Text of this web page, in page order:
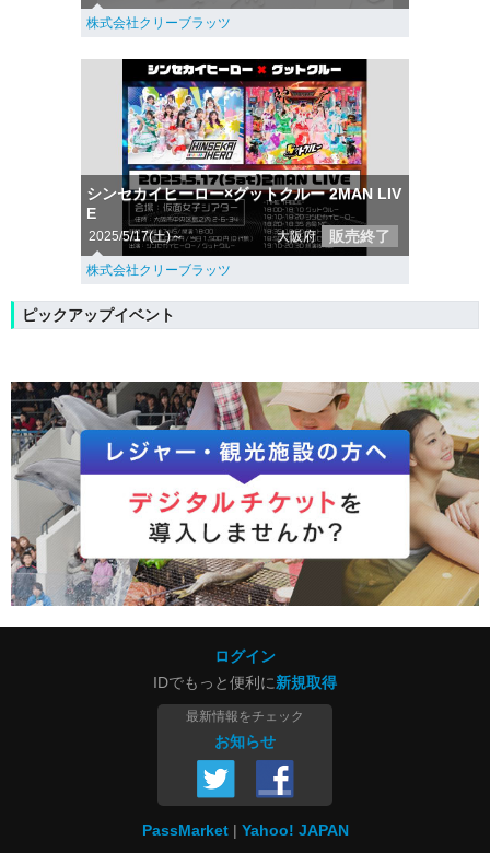
株式会社クリーブラッツ
シンセカイヒーロー×グットクルー 2MAN LIV
E
2025/5/17(土)～ 大阪府 販売終了
株式会社クリーブラッツ
ピックアップイベント
ログイン
IDでもっと便利に新規取得
最新情報をチェック
お知らせ
PassMarket Yahoo! JAPAN